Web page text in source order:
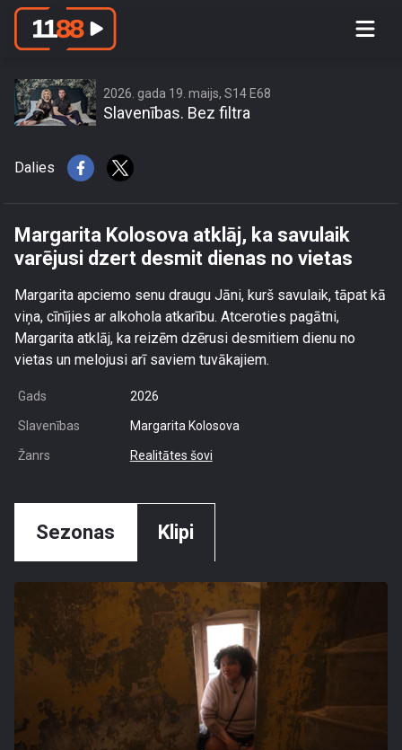
Margarita Kolosova atklāj, ka savulaik
2026. gada 19. maijs, S14 E68
Slavenības. Bez filtra
Dalies
Margarita Kolosova atklāj, ka savulaik
varējusi dzert desmit dienas no vietas
Margarita apciemo senu draugu Jāni, kurš savulaik, tāpat kā
viņa, cīnījies ar alkohola atkarību. Atceroties pagātni,
Margarita atklāj, ka reizēm dzērusi desmitiem dienu no
vietas un melojusi arī saviem tuvākajiem.
Gads 2026
Slavenības Margarita Kolosova
Žanrs Realitātes šovi
Sezonas Klipi